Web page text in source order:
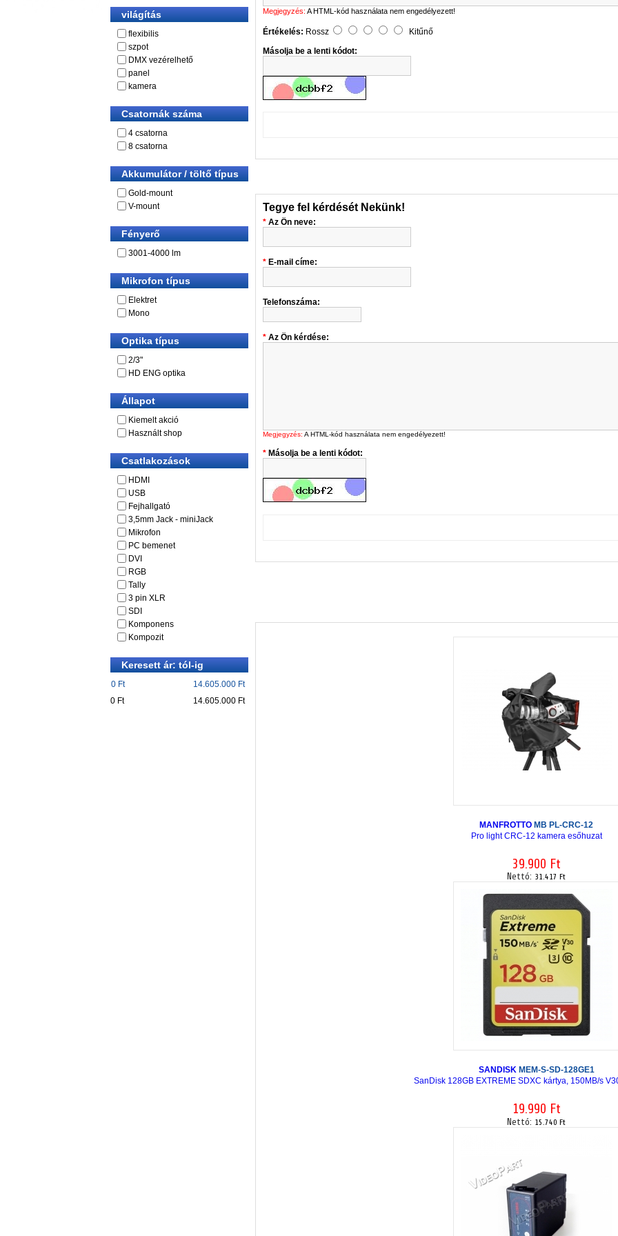
világítás
flexibilis
szpot
DMX vezérelhető
panel
kamera
Csatornák száma
4 csatorna
8 csatorna
Akkumulátor / töltő típus
Gold-mount
V-mount
Fényerő
3001-4000 lm
Mikrofon típus
Elektret
Mono
Optika típus
2/3"
HD ENG optika
Állapot
Kiemelt akció
Használt shop
Csatlakozások
HDMI
USB
Fejhallgató
3,5mm Jack - miniJack
Mikrofon
PC bemenet
DVI
RGB
Tally
3 pin XLR
SDI
Komponens
Kompozit
Keresett ár: tól-ig
0 Ft
14.605.000 Ft
0 Ft
14.605.000 Ft
Megjegyzés: A HTML-kód használata nem engedélyezett!
Értékelés: Rossz
Kitűnő
Másolja be a lenti kódot:
Tegye fel kérdését Nekünk!
Az Ön neve:
E-mail címe:
Telefonszáma:
Az Ön kérdése:
Megjegyzés: A HTML-kód használata nem engedélyezett!
Másolja be a lenti kódot:
MANFROTTOMB PL-CRC-12
Pro light CRC-12 kamera esőhuzat
39.900 Ft
Nettó: 31.417 Ft
SANDISK MEM-S-SD-128GE1
SanDisk 128GB EXTREME SDXC kártya, 150MB/s
19.990 Ft
Nettó: 15.740 Ft